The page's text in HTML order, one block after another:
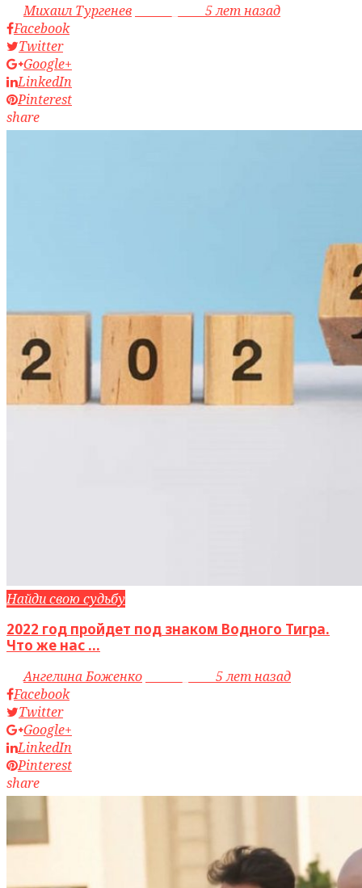
byМихаил Тургенев
5 лет назад
Facebook
Twitter
Google+
LinkedIn
Pinterest
share
Найди свою судьбу
2022 год пройдет под знаком Водного Тигра.
Что же нас ...
byАнгелина Боженко
5 лет назад
Facebook
Twitter
Google+
LinkedIn
Pinterest
share